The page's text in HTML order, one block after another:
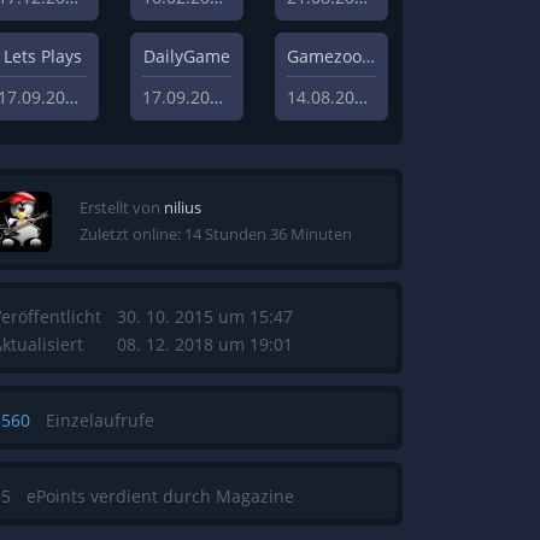
Lets Plays
17.09.2019
DailyGame
17.09.2019
Gamezoom
14.08.2020
Erstellt von nilius
Zuletzt online: 14 Stunden 36 Minuten
30. 10. 2015 um 15:47
08. 12. 2018 um 19:01
Einzelaufrufe
ePoints verdient durch Magazine